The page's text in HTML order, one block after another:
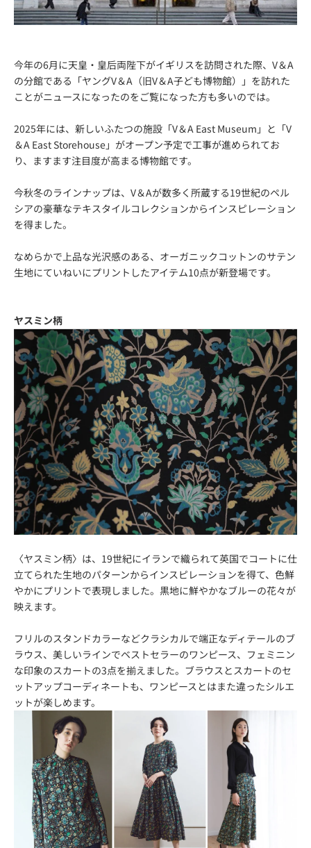
今年の6月に天皇・皇后両陛下がイギリスを訪問された際、V＆A
の分館である「ヤングV＆A（旧V＆A子ども博物館）」を訪れた
ことがニュースになったのをご覧になった方も多いのでは。
2025年には、新しいふたつの施設「V＆A East Museum」と「V
＆A East Storehouse」がオープン予定で工事が進められてお
り、ますます注目度が高まる博物館です。
今秋冬のラインナップは、V＆Aが数多く所蔵する19世紀のペル
シアの豪華なテキスタイルコレクションからインスピレーション
を得ました。
なめらかで上品な光沢感のある、オーガニックコットンのサテン
生地にていねいにプリントしたアイテム10点が新登場です。
ヤスミン柄
〈ヤスミン柄〉は、19世紀にイランで織られて英国でコートに仕
立てられた生地のパターンからインスピレーションを得て、色鮮
やかにプリントで表現しました。黒地に鮮やかなブルーの花々が
映えます。
フリルのスタンドカラーなどクラシカルで端正なディテールのブ
ラウス、美しいラインでベストセラーのワンピース、フェミニン
な印象のスカートの3点を揃えました。ブラウスとスカートのセ
ットアップコーディネートも、ワンピースとはまた違ったシルエ
ットが楽しめます。